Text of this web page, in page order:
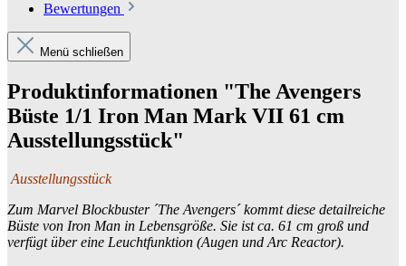
Bewertungen
Menü schließen
Produktinformationen "The Avengers
Büste 1/1 Iron Man Mark VII 61 cm
Ausstellungsstück"
Ausstellungsstück
Zum Marvel Blockbuster ´The Avengers´ kommt diese detailreiche
Büste von Iron Man in Lebensgröße. Sie ist ca. 61 cm groß und
verfügt über eine Leuchtfunktion (Augen und Arc Reactor).